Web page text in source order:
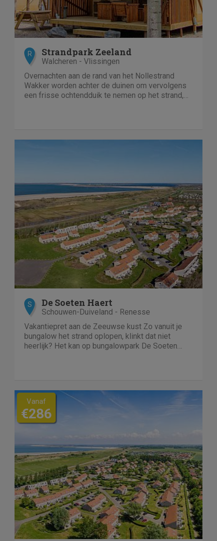
R Strandpark Zeeland
Walcheren - Vlissingen
Overnachten aan de rand van het Nollestrand
Wakker worden achter de duinen om vervolgens
een frisse ochtendduik te nemen op het strand,
S De Soeten Haert
Schouwen-Duiveland - Renesse
Vakantiepret aan de Zeeuwse kust Zo vanuit je
bungalow het strand oplopen, klinkt dat niet
heerlijk? Het kan op bungalowpark De Soeten
Vanaf
€286